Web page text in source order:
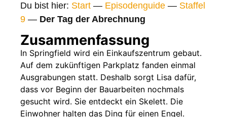
Gags
Gaststars
Fakten
Sendetermine
Nächste / Vorherige Folge
Du bist hier: Start — Episodenguide — Staffel
9 — Der Tag der Abrechnung
Zusammenfassung
In Springfield wird ein Einkaufszentrum gebaut.
Auf dem zukünftigen Parkplatz fanden einmal
Ausgrabungen statt. Deshalb sorgt Lisa dafür,
dass vor Beginn der Bauarbeiten nochmals
gesucht wird. Sie entdeckt ein Skelett. Die
Einwohner halten das Ding für einen Engel.